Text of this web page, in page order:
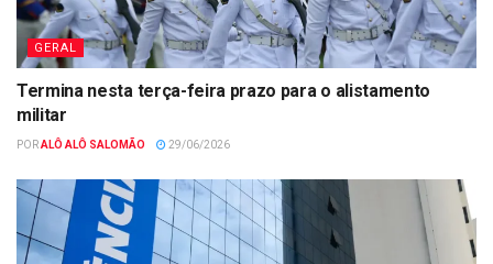
GERAL
Termina nesta terça-feira prazo para o alistamento
militar
PORALÔ ALÔ SALOMÃO 29/06/2026